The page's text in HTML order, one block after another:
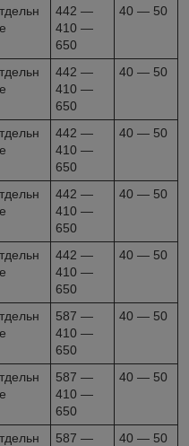
442 —
410 —
650
40 — 50
442 —
410 —
650
40 — 50
442 —
410 —
650
40 — 50
442 —
410 —
650
40 — 50
442 —
410 —
650
40 — 50
587 —
410 —
650
40 — 50
587 —
410 —
650
40 — 50
587 —
40 — 50